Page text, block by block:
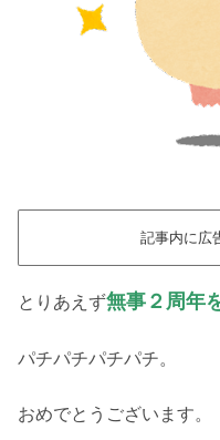
記事内に広
とりあえず無事２周年
パチパチパチパチ。
おめでとうございます。